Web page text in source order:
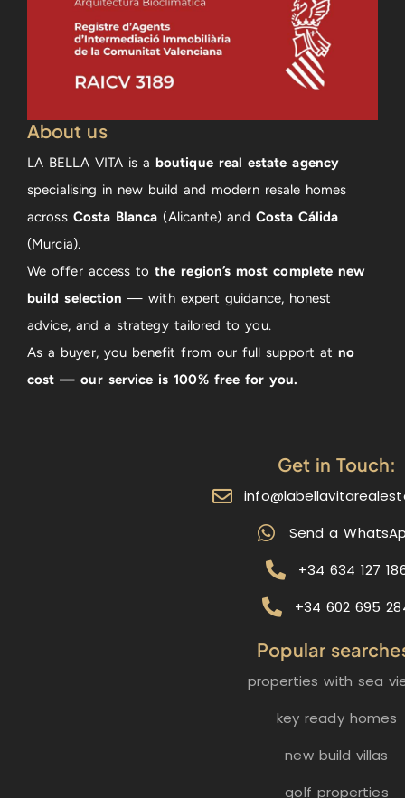
About us
LA BELLA VITA is a boutique real estate agency
specialising in new build and modern resale homes
across Costa Blanca(Alicante) and Costa Cálida
(Murcia).
We offer access tothe region’s most complete new
build selection — with expert guidance, honest
advice, and a strategy tailored to you.
As a buyer, you benefit from our full support at no
cost — our service is 100% free for you.
Get in Touch:
Send a
+34 634 127
+34 602 695
Popular
properties with sea
key ready homes
new build villas
golf properties